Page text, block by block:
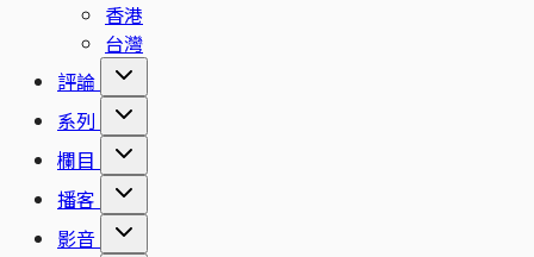
香港
台灣
評論
系列
欄目
播客
影音